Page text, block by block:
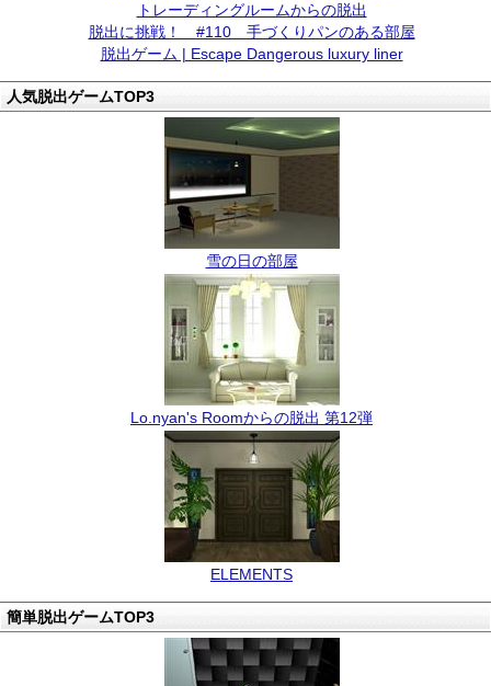
トレーディングルームからの脱出
脱出に挑戦！ #110 手づくりパンのある部屋
脱出ゲーム | Escape Dangerous luxury liner
人気脱出ゲームTOP3
雪の日の部屋
Lo.nyan's Roomからの脱出 第12弾
ELEMENTS
簡単脱出ゲームTOP3